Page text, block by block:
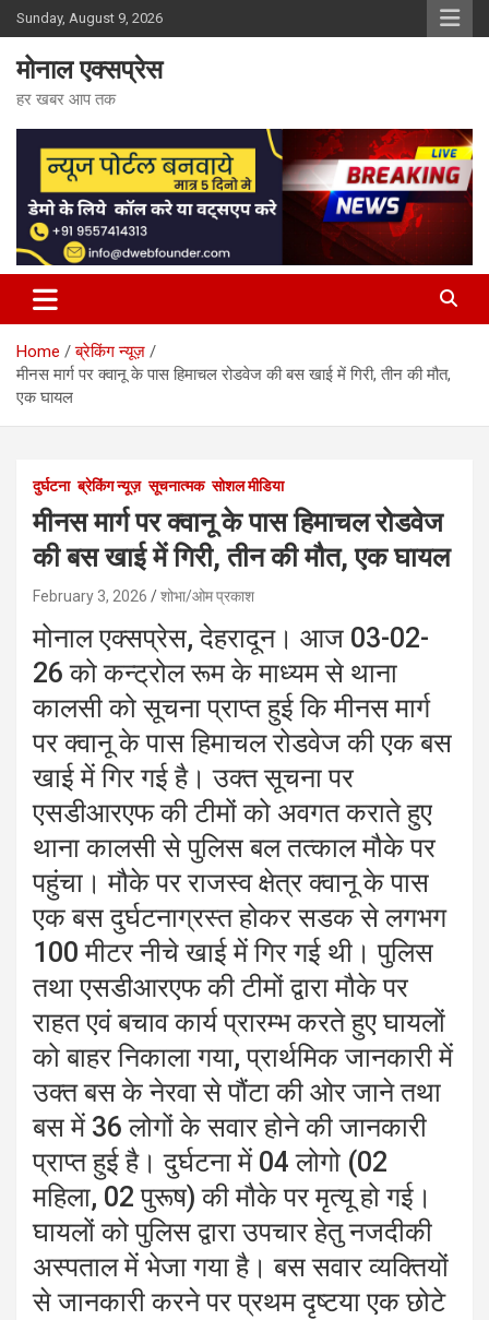
Skip
to
content
Sunday, August 9, 2026
मोनाल एक्सप्रेस
हर खबर आप तक
Home
ब्रेकिंग न्यूज़
मीनस मार्ग पर क्वानू के पास हिमाचल रोडवेज की बस खाई में गिरी, तीन की मौत,
एक घायल
दुर्घटना ब्रेकिंग न्यूज़ सूचनात्मक सोशल मीडिया
मीनस मार्ग पर क्वानू के पास हिमाचल रोडवेज
की बस खाई में गिरी, तीन की मौत, एक घायल
February 3, 2026 शोभा/ओम प्रकाश
मोनाल एक्सप्रेस, देहरादून। आज 03-02-
26 को कन्ट्रोल रूम के माध्यम से थाना
कालसी को सूचना प्राप्त हुई कि मीनस मार्ग
पर क्वानू के पास हिमाचल रोडवेज की एक बस
खाई में गिर गई है। उक्त सूचना पर
एसडीआरएफ की टीमों को अवगत कराते हुए
थाना कालसी से पुलिस बल तत्काल मौके पर
पहुंचा। मौके पर राजस्व क्षेत्र क्वानू के पास
एक बस दुर्घटनाग्रस्त होकर सडक से लगभग
100 मीटर नीचे खाई में गिर गई थी। पुलिस
तथा एसडीआरएफ की टीमों द्वारा मौके पर
राहत एवं बचाव कार्य प्रारम्भ करते हुए घायलों
को बाहर निकाला गया, प्रार्थमिक जानकारी में
उक्त बस के नेरवा से पौंटा की ओर जाने तथा
बस में 36 लोगों के सवार होने की जानकारी
प्राप्त हुई है। दुर्घटना में 04 लोगो (02
महिला, 02 पुरूष) की मौके पर मृत्यू हो गई।
घायलों को पुलिस द्वारा उपचार हेतु नजदीकी
अस्पताल में भेजा गया है। बस सवार व्यक्तियों
से जानकारी करने पर प्रथम दृष्टया एक छोटे